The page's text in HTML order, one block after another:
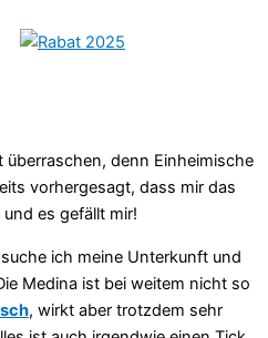
denn Einheimische
vorhergesagt, dass mir das
es gefällt mir!
ich meine Unterkunft und
Medina ist bei weitem nicht so
, wirkt aber trotzdem sehr